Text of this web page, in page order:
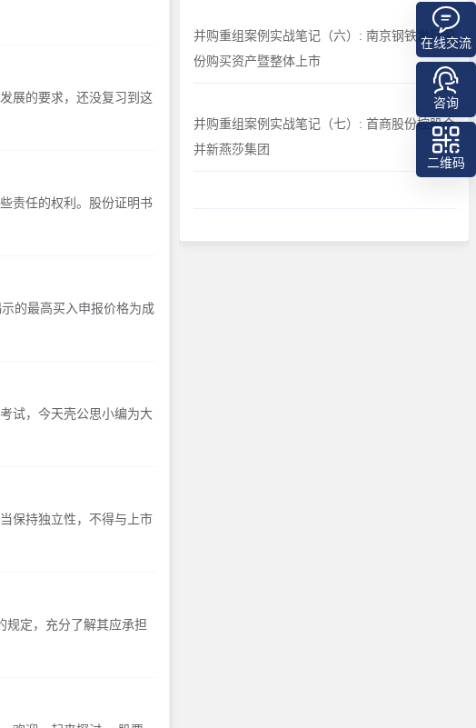
展的要求，还没复习到这
责任的权利。股份证明书
的最高买入申报价格为成
试，今天壳公思小编为大
保持独立性，不得与上市
规定，充分了解其应承担
并购重组案例实战笔记（六）: 南京钢铁发行股
份购买资产暨整体上市
并购重组案例实战笔记（七）: 首商股份控股合
并新燕莎集团
在线交流
咨询
二维码